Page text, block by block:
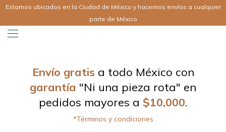
Estamos ubicados en la Ciudad de México y hacemos envíos a cualquier
parte de México
Envío gratis a todo México con
garantía "Ni una pieza rota" en
pedidos mayores a $10,000.
*Términos y condiciones